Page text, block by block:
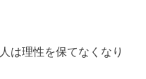
は理性を保てなくなり